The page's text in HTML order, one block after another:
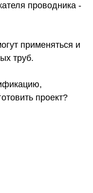
проводника -
применяться и
труб.
проект?